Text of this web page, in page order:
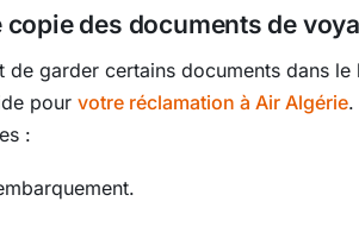
copie des documents de
de garder certains documents dans
pour votre réclamation à Air Algérie.
: